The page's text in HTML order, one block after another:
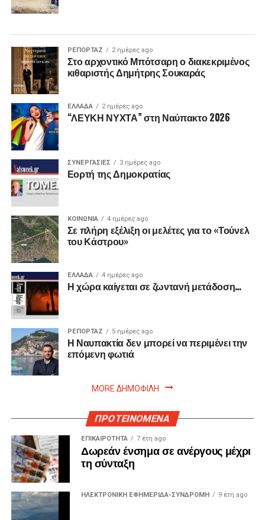
ΡΕΠΟΡΤΑΖ 2 ημέρες ago
Στο αρχοντικό Μπότσαρη ο διακεκριμένος
κιθαριστής Δημήτρης Σουκαράς
ΕΛΛΑΔΑ 2 ημέρες ago
“ΛΕΥΚΗ ΝΥΧΤΑ” στη Ναύπακτο 2026
ΣΥΝΕΡΓΑΣΙΕΣ 3 ημέρες ago
Εορτή της Δημοκρατίας
ΚΟΙΝΩΝΙΑ 4 ημέρες ago
Σε πλήρη εξέλιξη οι μελέτες για το «Τούνελ
του Κάστρου»
ΕΛΛΑΔΑ 4 ημέρες ago
Η χώρα καίγεται σε ζωντανή μετάδοση…
ΡΕΠΟΡΤΑΖ 5 ημέρες ago
Η Ναυπακτία δεν μπορεί να περιμένει την
επόμενη φωτιά
MORE ΔΗΜΟΦΙΛΗ
ΠΡΟΤΕΙΝΟΜΕΝΑ
ΕΠΙΚΑΙΡΟΤΗΤΑ 7 έτη ago
Δωρεάν ένσημα σε ανέργους μέχρι
τη σύνταξη
ΗΛΕΚΤΡΟΝΙΚΗ ΕΦΗΜΕΡΙΔΑ-ΣΥΝΔΡΟΜΗ 9 έτη ago